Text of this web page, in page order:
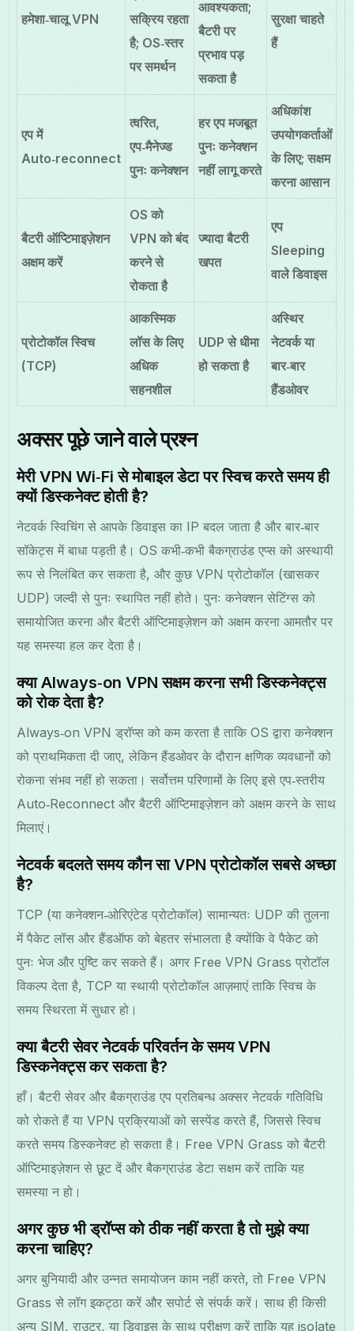
हमेशा‑चालू VPN
सक्रिय रहता
है; OS‑स्तर
पर समर्थन
आवश्यकता;
बैटरी पर
प्रभाव पड़
सकता है
सुरक्षा चाहते
हैं
एप में
Auto‑reconnect
त्वरित,
एप‑मैनेज्ड
पुनः कनेक्शन
हर एप मजबूत
पुनः कनेक्शन
नहीं लागू करते
अधिकांश
उपयोगकर्ताओं
के लिए; सक्षम
करना आसान
बैटरी ऑप्टिमाइज़ेशन
अक्षम करें
OS को
VPN को बंद
करने से
रोकता है
ज्यादा बैटरी
खपत
एप
Sleeping
वाले डिवाइस
प्रोटोकॉल स्विच
(TCP)
आकस्मिक
लॉस के लिए
अधिक
सहनशील
UDP से धीमा
हो सकता है
अस्थिर
नेटवर्क या
बार‑बार
हैंडओवर
अक्सर पूछे जाने वाले प्रश्न
मेरी VPN Wi‑Fi से मोबाइल डेटा पर स्विच करते समय ही
क्यों डिस्कनेक्ट होती है?
नेटवर्क स्विचिंग से आपके डिवाइस का IP बदल जाता है और बार‑बार
सॉकेट्स में बाधा पड़ती है। OS कभी‑कभी बैकग्राउंड एप्स को अस्थायी
रूप से निलंबित कर सकता है, और कुछ VPN प्रोटोकॉल (खासकर
UDP) जल्दी से पुनः स्थापित नहीं होते। पुनः कनेक्शन सेटिंग्स को
समायोजित करना और बैटरी ऑप्टिमाइज़ेशन को अक्षम करना आमतौर पर
यह समस्या हल कर देता है।
क्या Always‑on VPN सक्षम करना सभी डिस्कनेक्ट्स
को रोक देता है?
Always‑on VPN ड्रॉप्स को कम करता है ताकि OS द्वारा कनेक्शन
को प्राथमिकता दी जाए, लेकिन हैंडओवर के दौरान क्षणिक व्यवधानों को
रोकना संभव नहीं हो सकता। सर्वोत्तम परिणामों के लिए इसे एप‑स्तरीय
Auto‑Reconnect और बैटरी ऑप्टिमाइज़ेशन को अक्षम करने के साथ
मिलाएं।
नेटवर्क बदलते समय कौन सा VPN प्रोटोकॉल सबसे अच्छा
है?
TCP (या कनेक्शन‑ओरिएंटेड प्रोटोकॉल) सामान्यतः UDP की तुलना
में पैकेट लॉस और हैंडऑफ को बेहतर संभालता है क्योंकि वे पैकेट को
पुनः भेज और पुष्टि कर सकते हैं। अगर Free VPN Grass प्रोटॉल
विकल्प देता है, TCP या स्थायी प्रोटोकॉल आज़माएं ताकि स्विच के
समय स्थिरता में सुधार हो।
क्या बैटरी सेवर नेटवर्क परिवर्तन के समय VPN
डिस्कनेक्ट्स कर सकता है?
हाँ। बैटरी सेवर और बैकग्राउंड एप प्रतिबन्ध अक्सर नेटवर्क गतिविधि
को रोकते हैं या VPN प्रक्रियाओं को सस्पेंड करते हैं, जिससे स्विच
करते समय डिस्कनेक्ट हो सकता है। Free VPN Grass को बैटरी
ऑप्टिमाइज़ेशन से छूट दें और बैकग्राउंड डेटा सक्षम करें ताकि यह
समस्या न हो।
अगर कुछ भी ड्रॉप्स को ठीक नहीं करता है तो मुझे क्या
करना चाहिए?
अगर बुनियादी और उन्नत समायोजन काम नहीं करते, तो Free VPN
Grass से लॉग इकट्ठा करें और सपोर्ट से संपर्क करें। साथ ही किसी
अन्य SIM, राउटर, या डिवाइस के साथ परीक्षण करें ताकि यह isolate